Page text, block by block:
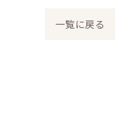
一覧に戻る